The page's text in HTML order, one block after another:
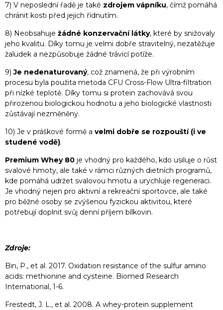
7) V neposlední řadě je také zdrojem vápníku, čímž pomáhá
chránit kosti před jejich řídnutím.
8) Neobsahuje žádné konzervační látky, které by snižovaly
jeho kvalitu. Díky tomu je velmi dobře stravitelný, nezatěžuje
žaludek a nezpůsobuje žádné trávicí potíže.
9)Je nedenaturovaný, což znamená, že při výrobním
procesu byla použita metoda CFU Cross-Flow Ultra-filtration
při nízké teplotě. Díky tomu si protein zachovává svou
přirozenou biologickou hodnotu a jeho biologické vlastnosti
zůstávají nezměněny.
10) Je v práškové formě a velmi dobře se rozpouští (i ve
studené vodě).
Premium Whey 80 je vhodný pro každého, kdo usiluje o růst
svalové hmoty, ale také v rámci různých dietních programů,
kde pomáhá udržet svalovou hmotu a urychluje regeneraci.
Je vhodný nejen pro aktivní a rekreační sportovce, ale také
pro běžné osoby se zvýšenou fyzickou aktivitou, které
potřebují doplnit svůj denní příjem bílkovin.
Zdroje:
Bin, P., et al. 2017. Oxidation resistance of the sulfur amino
acids: methionine and cysteine. Biomed Research
International, 1-6.
Frestedt, J. L., et al. 2008. A whey-protein supplement